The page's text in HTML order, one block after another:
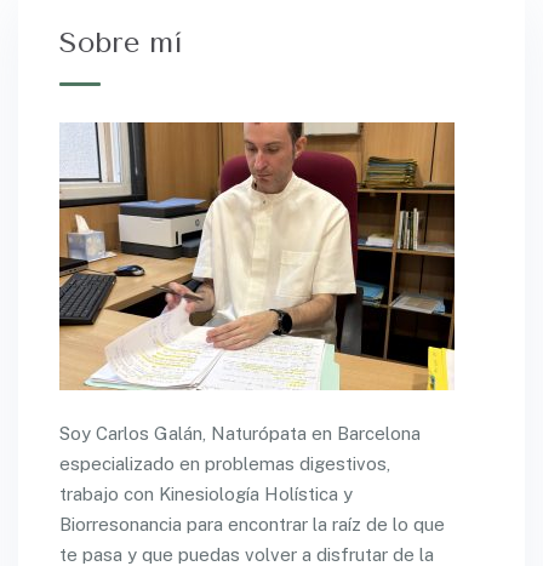
Sobre mí
Soy Carlos Galán, Naturópata en Barcelona
especializado en problemas digestivos,
trabajo con Kinesiología Holística y
Biorresonancia para encontrar la raíz de lo que
te pasa y que puedas volver a disfrutar de la